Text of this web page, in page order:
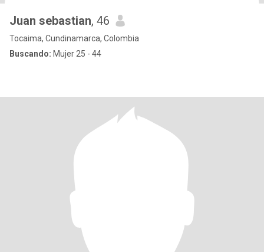
Juan sebastian, 46
Tocaima, Cundinamarca, Colombia
Buscando: Mujer 25 - 44